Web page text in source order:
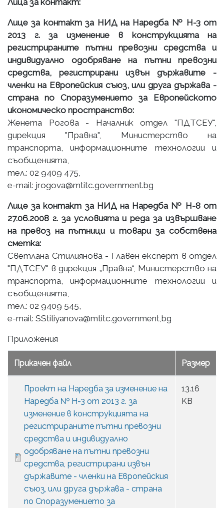
Лице за контакт за НИД на Наредба № Н-3 от
2013 г. за изменение в конструкцията на
регистрираните пътни превозни средства и
индивидуално одобряване на пътни превозни
средства, регистрирани извън държавите -
членки на Европейския съюз, или друга държава -
страна по Споразумението за Европейското
икономическо пространство:
Женета Рогова - Началник отдел "ПДТСЕУ",
дирекция "Правна", Министерство на
транспорта, информационните технологии и
съобщенията,
тел.: 02 9409 475,
e-mail: jrogova@mtitc.government.bg
Лице за контакт за НИД на Наредба № Н-8 от
27.06.2008 г. за условията и реда за извършване
на превоз на пътници и товари за собствена
сметка:
Светлана Стилиянова - Главен експерт в отдел
"ПДТСЕУ" в дирекция „Правна“, Министерство на
транспорта, информационните технологии и
съобщенията,
тел.: 02 9409 545,
e-mail: SStiliyanova@mtitc.government,bg
Приложения
Прикачен файл Размер
Проект на Наредба за изменение на
Наредба № Н-3 от 2013 г. за
изменение в конструкцията на
регистрираните пътни превозни
средства и индивидуално
одобряване на пътни превозни
средства, регистрирани извън
държавите - членки на Европейския
съюз, или друга държава - страна
по Споразумението за
13.16
KB